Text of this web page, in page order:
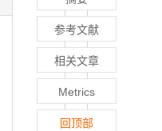
参考文献
相关文章
Metrics
回顶部